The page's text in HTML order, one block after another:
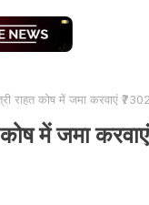
राहत कोष में जमा करवाएं
में जमा